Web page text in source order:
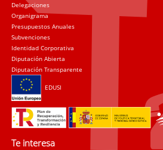
Delegaciones
Organigrama
Presupuestos Anuales
Subvenciones
Identidad Corporativa
Diputación Abierta
Diputación Transparente
EDUSI
Te interesa